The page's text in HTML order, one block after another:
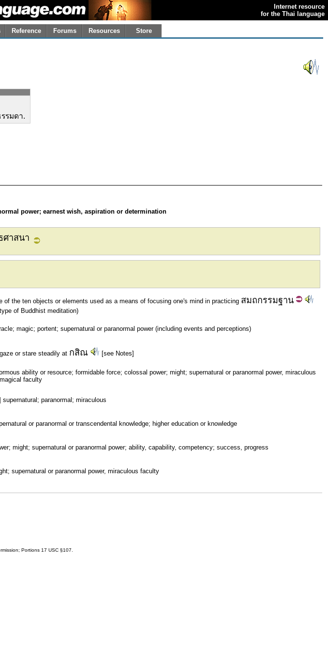
Internet resource
for the Thai language
Reference Forums Resources Store
รมดา.
power; earnest wish, aspiration or determination
ศาสนา
of the ten objects or elements used as a means of focusing one's mind in practicing สมถกรรมฐาน
of Buddhist meditation)
magic; portent; supernatural or paranormal power (including events and perceptions)
or stare steadily at กสิณ [see Notes]
ability or resource; formidable force; colossal power; might; supernatural or paranormal power, miraculous
faculty
supernatural; paranormal; miraculous
or paranormal or transcendental knowledge; higher education or knowledge
might; supernatural or paranormal power; ability, capability, competency; success, progress
supernatural or paranormal power, miraculous faculty
Portions 17 USC §107